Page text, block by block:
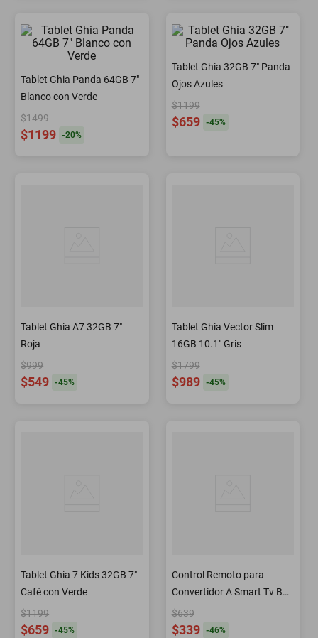
Tablet Ghia Panda 64GB 7"
Blanco con Verde
$1499
$1199 -20%
Tablet Ghia 32GB 7" Panda
Ojos Azules
$1199
$659 -45%
Tablet Ghia A7 32GB 7"
Roja
$999
$549 -45%
Tablet Ghia Vector Slim
16GB 10.1" Gris
$1799
$989 -45%
Tablet Ghia 7 Kids 32GB 7"
Café con Verde
$1199
$659 -45%
Control Remoto para
Convertidor A Smart Tv Box
De Ghia
$639
$339 -46%